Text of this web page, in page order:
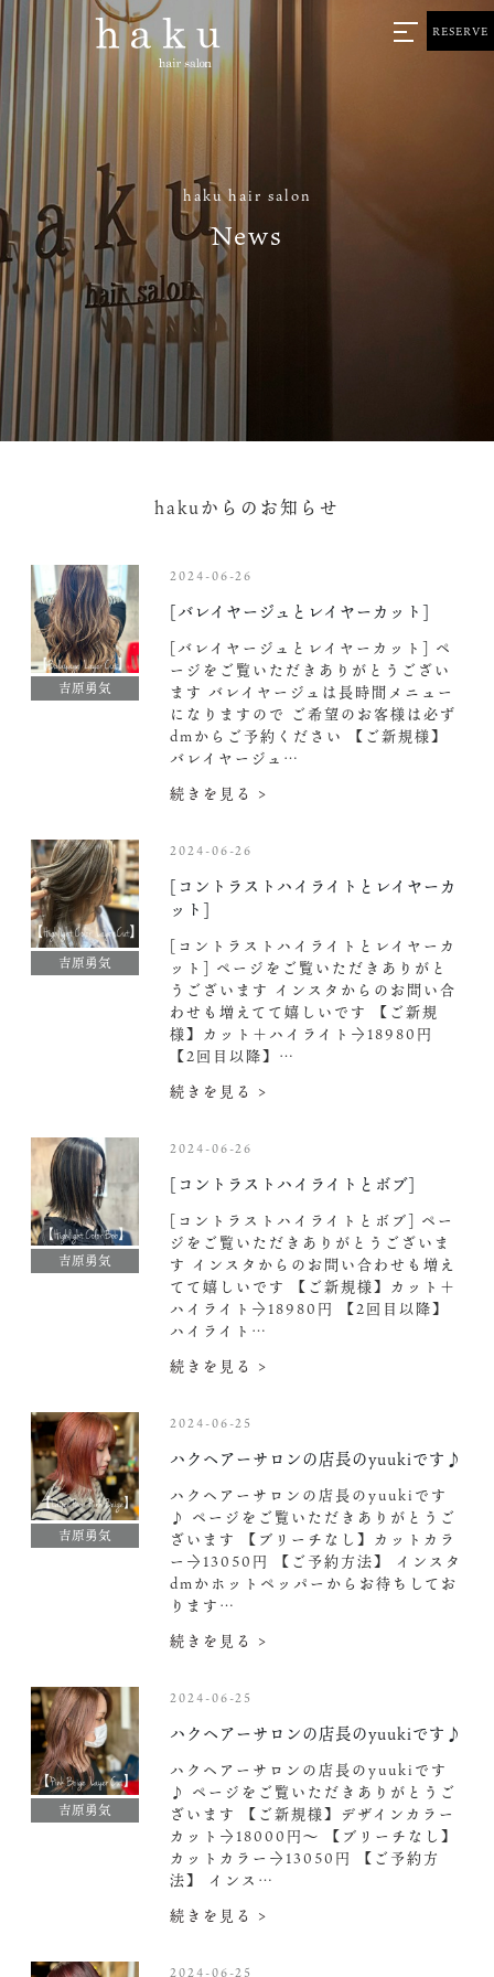
haku hair salon
News
RESERVE
hakuからのお知らせ
吉原勇気
2024-06-26
[バレイヤージュとレイヤーカット]
[バレイヤージュとレイヤーカット] ペ
ージをご覧いただきありがとうござい
ます バレイヤージュは長時間メニュー
になりますので ご希望のお客様は必ず
dmからご予約ください‍
【ご新規様】
バレイヤージュ…
続きを見る >
吉原勇気
2024-06-26
[コントラストハイライトとレイヤーカ
ット]
[コントラストハイライトとレイヤーカ
ット] ページをご覧いただきありがと
うございます インスタからのお問い合
わせも増えてて嬉しいです‍
【ご新規
様】カット＋ハイライト→18980円
【2回目以降】…
続きを見る >
吉原勇気
2024-06-26
[コントラストハイライトとボブ]
[コントラストハイライトとボブ] ペー
ジをご覧いただきありがとうございま
す インスタからのお問い合わせも増え
てて嬉しいです‍
【ご新規様】カット＋
ハイライト→18980円 【2回目以降】
ハイライト…
続きを見る >
吉原勇気
2024-06-25
ハクヘアーサロンの店長のyuukiです♪
ハクヘアーサロンの店長のyuukiです
♪ ページをご覧いただきありがとうご
ざいます 【ブリーチなし】カットカラ
ー→13050円 【ご予約方法】 インスタ
dmかホットペッパーからお待ちしてお
ります‍ …
続きを見る >
吉原勇気
2024-06-25
ハクヘアーサロンの店長のyuukiです♪
ハクヘアーサロンの店長のyuukiです
♪ ページをご覧いただきありがとうご
ざいます 【ご新規様】デザインカラー
カット→18000円〜 【ブリーチなし】
カットカラー→13050円 【ご予約方
法】 インス…
続きを見る >
2024-06-25